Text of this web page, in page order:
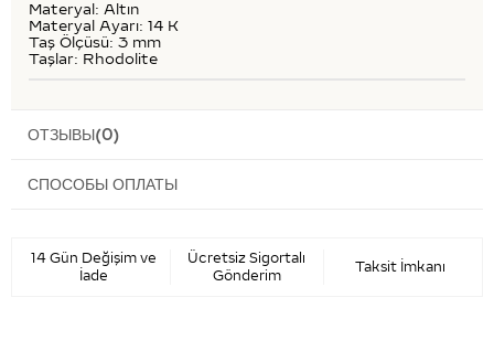
Materyal: Altın
Materyal Ayarı: 14 K
Taş Ölçüsü: 3 mm
Taşlar: Rhodolite
ОТЗЫВЫ(0)
СПОСОБЫ ОПЛАТЫ
14 Gün Değişim ve
İade
Ücretsiz Sigortalı
Gönderim
Taksit İmkanı